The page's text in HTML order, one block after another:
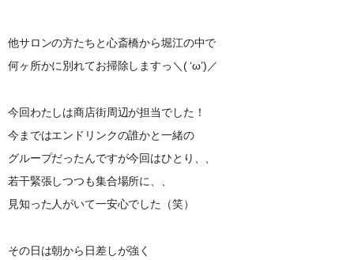
他サロンの方たちと心斎橋から堀江の中で
何ヶ所かに別れてお掃除しますっ＼( ‘ω’)／
今回わたしは商店街周辺が担当でした！
今まではエンドリンクの誰かと一緒の
グループだったんですが今回はひとり、、
若干緊張しつつも集合場所に、、
見知った人がいて一安心でした（笑）
その日は朝から日差しが強く